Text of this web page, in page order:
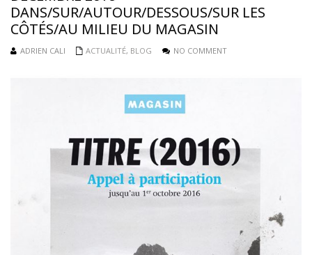
DANS/SUR/AUTOUR/DESSOUS/SUR LES
CÔTÉS/AU MILIEU DU MAGASIN
ADRIEN CALI ACTUALITÉ, BLOG NO COMMENT